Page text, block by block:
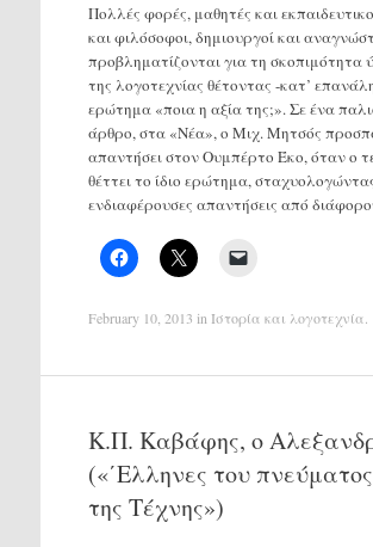
Πολλές φορές, μαθητές και
και φιλόσοφοι, δημιουργοί και
προβληματίζονται για τη σκοπιμότητα
της λογοτεχνίας θέτοντας -κατ’
ερώτημα «ποια η αξία της;». Σε ένα
άρθρο, στα «Νέα», ο Μιχ. Μητσός
απαντήσει στον Ουμπέρτο Έκο, όταν ο
θέττει το ίδιο ερώτημα,
ενδιαφέρουσες απαντήσεις από
February 10, 2013 in Ιστορία και λογοτεχνία
Κ.Π. Καβάφης, ο
(«΄Ελληνες του
της Τέχνης»)